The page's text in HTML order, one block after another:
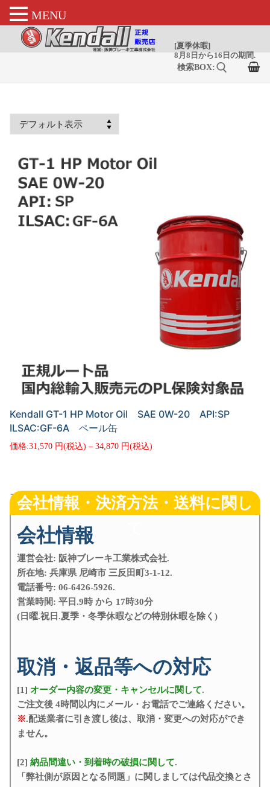
Kendall GT-1 HP Motor Oil SAE 0W-20 API:SP
ILSAC:GF-6A ペール缶
31,570 – 34,870
フッター・メイン
会社情報
運営会社: 阪神ブレーキ工業株式会社.
所在地: 兵庫県 尼崎市 三反田町3-1-12.
電話番号: 06-6426-5926.
営業時間: 平日.9時 から 17時30分
(日曜.祝日.夏季・冬季休暇などの特別休暇を除く)
取消・返品等への対応
[1] オーダー内容の変更・キャンセルに関して.
ご注文後 4時間以内にメール・お電話でご連絡ください。
※.配送業者に引き渡し後は、取消・変更への対応ができ
ません。
[2] 納品間違い・到着時の破損に関して.
「弊社側が原因となる問題」に関しましては代品交換とさ
MENU